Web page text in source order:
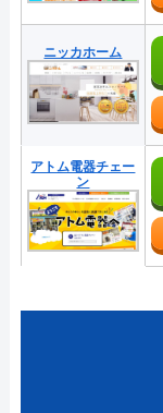
ニッカホーム
アトム電器チェー
ン